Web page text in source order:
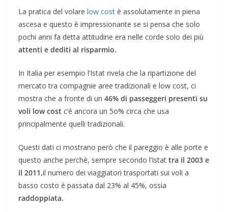
La pratica del volare low cost è assolutamente in piena
ascesa e questo è impressionante se si pensa che solo
pochi anni fa detta attitudine era nelle corde solo dei più
attenti e dediti al risparmio.
In Italia per esempio l’Istat rivela che la ripartizione del
mercato tra compagnie aree tradizionali e low cost, ci
mostra che a fronte di un 46% di passeggeri presenti su
voli low cost c’é ancora un 5o% circa che usa
principalmente quelli tradizionali.
Questi dati ci mostrano però che il pareggio è alle porte e
questo anche perchè, sempre secondo l’Istat tra il 2003 e
il 2011,il numero dei viaggiatori trasportati sui voli a
basso costo è passata dal 23% al 45%, ossia
raddoppiata.